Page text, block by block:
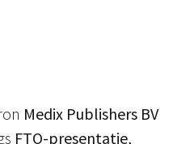
Medix Publishers BV
FTO-presentatie,